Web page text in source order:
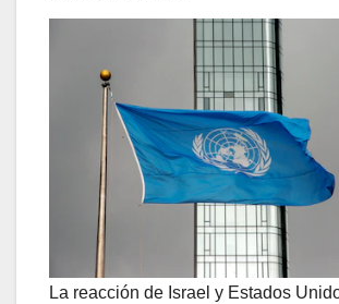
La reacción de Israel y Estados